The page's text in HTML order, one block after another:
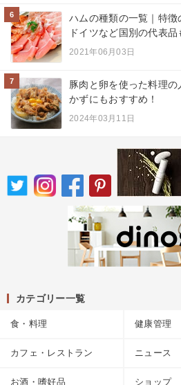
6
ハムの種類の一覧｜特徴
ドイツなど国別の代表品
2021年06月03日
7
豚肉と卵を使った料理
かずにもおすすめ！
2024年03月11日
カテゴリー一覧
食・料理 健康管理
カフェ・レストラン ニュース
お酒・嗜好品 ショップ